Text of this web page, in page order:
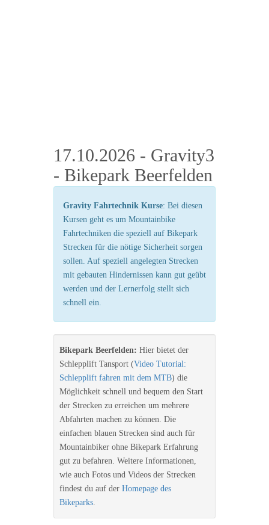
17.10.2026 - Gravity3
- Bikepark Beerfelden
Gravity Fahrtechnik Kurse: Bei diesen
Kursen geht es um Mountainbike
Fahrtechniken die speziell auf Bikepark
Strecken für die nötige Sicherheit sorgen
sollen. Auf speziell angelegten Strecken
mit gebauten Hindernissen kann gut geübt
werden und der Lernerfolg stellt sich
schnell ein.
Bikepark Beerfelden: Hier bietet der
Schlepplift Tansport (Video Tutorial:
Schlepplift fahren mit dem MTB) die
Möglichkeit schnell und bequem den Start
der Strecken zu erreichen um mehrere
Abfahrten machen zu können. Die
einfachen blauen Strecken sind auch für
Mountainbiker ohne Bikepark Erfahrung
gut zu befahren. Weitere Informationen,
wie auch Fotos und Videos der Strecken
findest du auf der Homepage des
Bikeparks.